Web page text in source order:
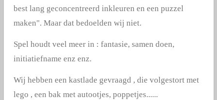
best lang geconcentreerd inkleuren en een puzzel
maken". Maar dat bedoelden wij niet.
Spel houdt veel meer in : fantasie, samen doen,
initiatiefname enz enz.
Wij hebben een kastlade gevraagd , die volgestort met
lego , een bak met autootjes, poppetjes......